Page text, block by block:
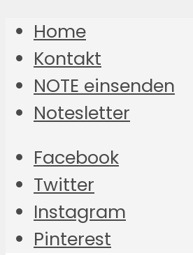
Home
Kontakt
NOTE einsenden
Notesletter
Facebook
Twitter
Instagram
Pinterest